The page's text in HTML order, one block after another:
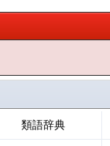
類語辞典